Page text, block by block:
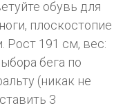
обувь для
плоскостопие
Рост 191 см, вес:
бега по
(никак не
3